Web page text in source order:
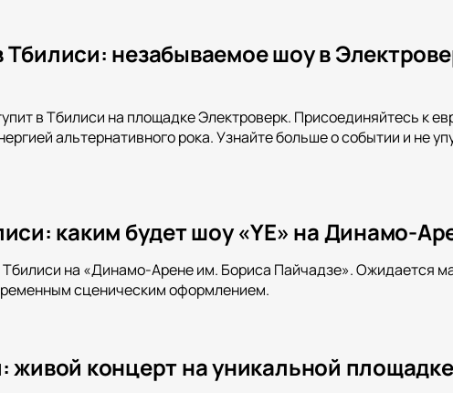
незабываемое шоу в
в Тбилиси на площадке Электроверк. Присоединяйтесь к
альтернативного рока. Узнайте больше о событии и не
каким будет шоу «YE» на Динамо-
Тбилиси на «Динамо-Арене им. Бориса Пайчадзе». Ожидается
сценическим оформлением.
живой концерт на уникальной площадке